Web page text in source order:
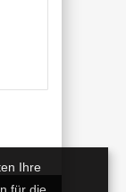
Ihre